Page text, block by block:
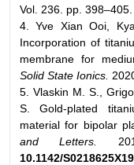
Vol. 236. pp. 398–405.
4. Yve Xian Ooi,
Incorporation of
membrane for
Solid State Ionics.
5. Vlaskin M. S.,
S. Gold-plated
material for bipolar
and Letters.
10.1142/